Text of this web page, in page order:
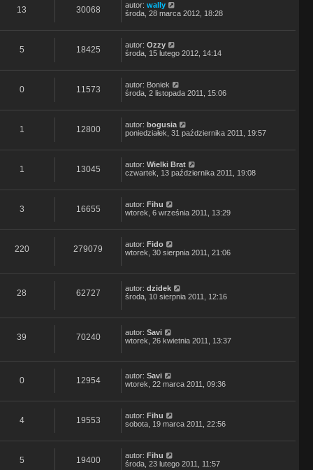
13 30068 autor: wally
środa, 28 marca 2012, 18:28
5 18425 autor: Ozzy
środa, 15 lutego 2012, 14:14
0 11573 autor: Boniek
środa, 2 listopada 2011, 15:06
1 12800 autor: bogusia
poniedziałek, 31 października 2011, 19:57
1 13045 autor: Wielki Brat
czwartek, 13 października 2011, 19:08
3 16655 autor: Fihu
wtorek, 6 września 2011, 13:29
220 279079 autor: Fido
wtorek, 30 sierpnia 2011, 21:06
28 62727 autor: dzidek
środa, 10 sierpnia 2011, 12:16
39 70240 autor: Savi
wtorek, 26 kwietnia 2011, 13:37
0 12954 autor: Savi
wtorek, 22 marca 2011, 09:36
4 19553 autor: Fihu
sobota, 19 marca 2011, 22:56
5 19400 autor: Fihu
środa, 23 lutego 2011, 11:57